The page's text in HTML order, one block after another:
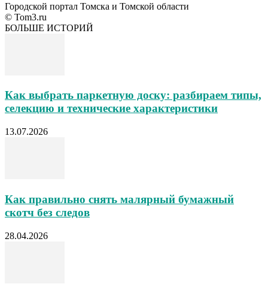
Городской портал Томска и Томской области
© Tom3.ru
БОЛЬШЕ ИСТОРИЙ
Как выбрать паркетную доску: разбираем типы,
селекцию и технические характеристики
13.07.2026
Как правильно снять малярный бумажный
скотч без следов
28.04.2026